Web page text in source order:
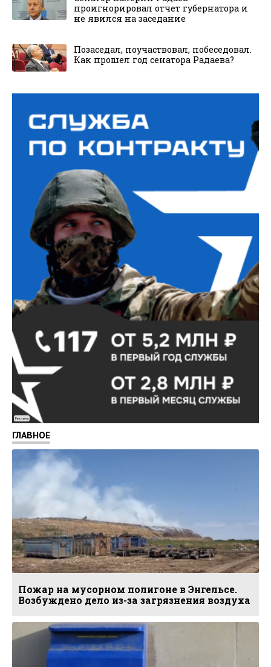
проигнорировал отчет губернатора и
не явился на заседание
Позаседал, поучаствовал, побеседовал.
Как прошел год сенатора Радаева?
Реклама
ГЛАВНОЕ
Пожар на мусорном полигоне в Энгельсе.
Возбуждено дело из-за загрязнения воздуха